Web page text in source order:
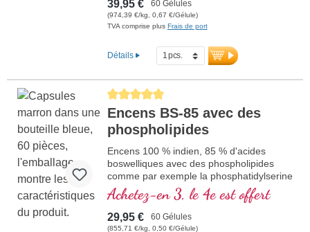
bioactive!
39,95 € 60 Gélules
(974,39 €/kg, 0,67 €/Gélule)
TVA comprise plus Frais de port
Détails
Average rating of 5 out of 5 stars
Encens BS-85 avec des
phospholipides
Encens 100 % indien, 85 % d'acides
boswelliques avec des phospholipides
comme par exemple la phosphatidylserine
Achetez-en 3, le 4e est offert
29,95 € 60 Gélules
(855,71 €/kg, 0,50 €/Gélule)